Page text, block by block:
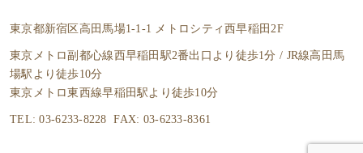
東京都新宿区高田馬場1-1-1 メトロシティ西早稲田2F
東京メトロ副都心線西早稲田駅2番出口より徒歩1分 / JR線高田馬
場駅より徒歩10分
東京メトロ東西線早稲田駅より徒歩10分
TEL: 03-6233-8228 FAX: 03-6233-8361